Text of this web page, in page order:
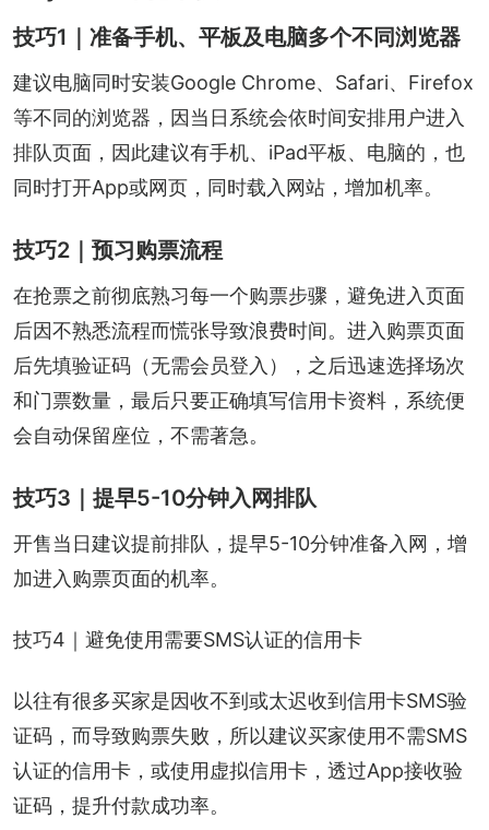
技巧1｜准备手机、平板及电脑多个不同浏览器
建议电脑同时安装Google Chrome、Safari、Firefox
等不同的浏览器，因当日系统会依时间安排用户进入
排队页面，因此建议有手机、iPad平板、电脑的，也
同时打开App或网页，同时载入网站，增加机率。
技巧2｜预习购票流程
在抢票之前彻底熟习每一个购票步骤，避免进入页面
后因不熟悉流程而慌张导致浪费时间。进入购票页面
后先填验证码（无需会员登入），之后迅速选择场次
和门票数量，最后只要正确填写信用卡资料，系统便
会自动保留座位，不需著急。
技巧3｜提早5-10分钟入网排队
开售当日建议提前排队，提早5-10分钟准备入网，增
加进入购票页面的机率。
技巧4｜避免使用需要SMS认证的信用卡
以往有很多买家是因收不到或太迟收到信用卡SMS验
证码，而导致购票失败，所以建议买家使用不需SMS
认证的信用卡，或使用虚拟信用卡，透过App接收验
证码，提升付款成功率。